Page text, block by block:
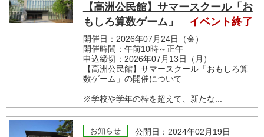
【高洲公民館】サマースクール「お
もしろ算数ゲーム」
イベント終了
開催日：2026年07月24日（金）
開催時間：午前10時～正午
申込締切：2026年07月13日（月）
【高洲公民館】サマースクール「おもしろ算
数ゲーム」の開催について
※学校や学年の枠を超えて、新たな...
お知らせ 公開日：2024年02月19日